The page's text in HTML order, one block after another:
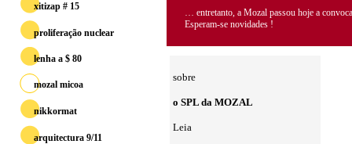
… entretanto, a Mozal passou hoje a
Esperam-se novidades !
sobre
o SPL da MOZAL
Leia
xitizap # 15
proliferação nuclear
lenha a $ 80
mozal micoa
nikkormat
arquitectura 9/11